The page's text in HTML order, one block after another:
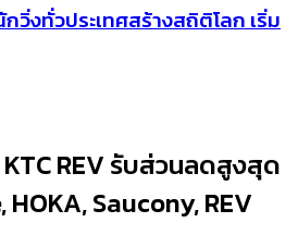
งทั่วประเทศสร้างสถิติโลก เริ่ม
REV รับส่วนลดสูงสุด
HOKA, Saucony, REV